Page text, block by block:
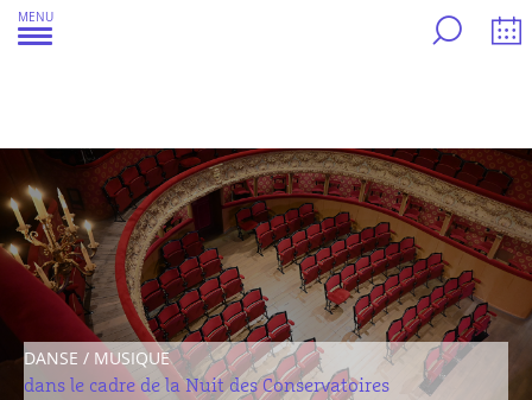
MENU
Aller
au
DANSE / MUSIQUE
dans le cadre de la Nuit des Conservatoires